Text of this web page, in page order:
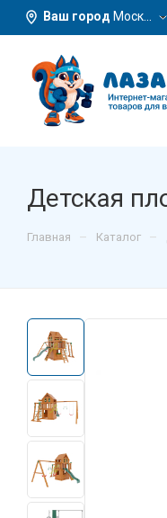
Ваш город Москва
Детская
Главная – Каталог –